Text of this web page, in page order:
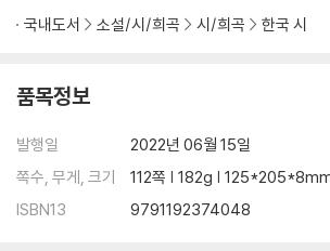
국내도서 소설/시/희곡 시/희곡 한국 시
품목정보
발행일
2022년 06월 15일
쪽수, 무게, 크기
112쪽 | 182g |
ISBN13
9791192374048